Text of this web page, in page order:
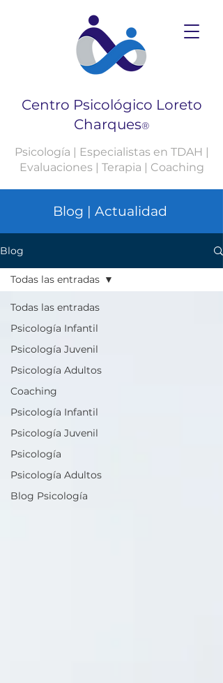
Centro Psicológico Loreto
Charques®
Psicología | Especialistas en TDAH |
Evaluaciones | Terapia | Coaching
Blog | Actualidad
Blog
Todas las entradas
Psicología Infantil
Psicología Juvenil
Psicología Adultos
Coaching
Psicología Infantil
Psicología Juvenil
Psicología
Psicología Adultos
Blog Psicología
Todas las entradas